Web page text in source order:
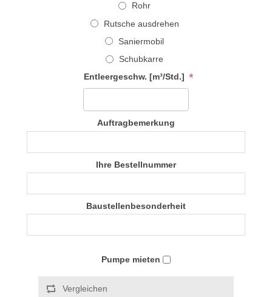
Rohr
Rutsche ausdrehen
Saniermobil
Schubkarre
Entleergeschw. [m³/Std.] *
Auftragbemerkung
Ihre Bestellnummer
Baustellenbesonderheit
Pumpe mieten
Vergleichen